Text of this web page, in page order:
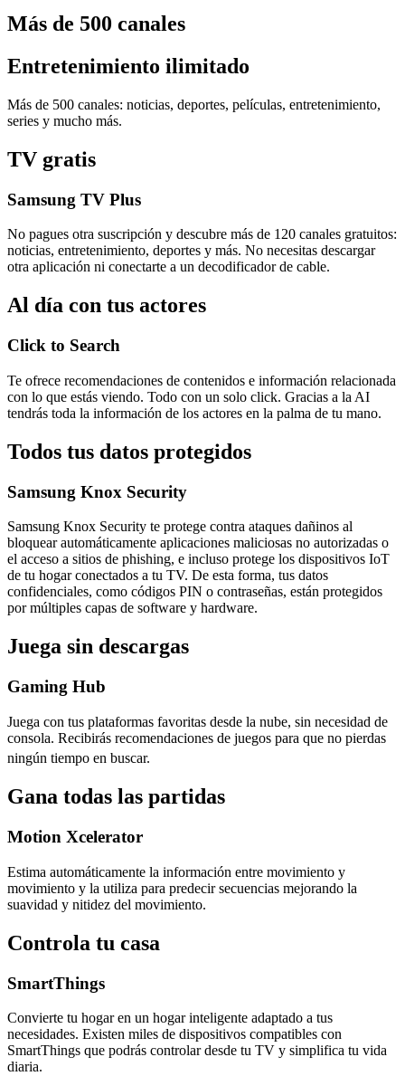
Más de 500 canales
Entretenimiento ilimitado
Más de 500 canales: noticias, deportes, películas, entretenimiento,
series y mucho más.
TV gratis
Samsung TV Plus
No pagues otra suscripción y descubre más de 120 canales gratuitos:
noticias, entretenimiento, deportes y más. No necesitas descargar
otra aplicación ni conectarte a un decodificador de cable.
Al día con tus actores
Click to Search
Te ofrece recomendaciones de contenidos e información relacionada
con lo que estás viendo. Todo con un solo click. Gracias a la AI
tendrás toda la información de los actores en la palma de tu mano.
Todos tus datos protegidos
Samsung Knox Security
Samsung Knox Security te protege contra ataques dañinos al
bloquear automáticamente aplicaciones maliciosas no autorizadas o
el acceso a sitios de phishing, e incluso protege los dispositivos IoT
de tu hogar conectados a tu TV. De esta forma, tus datos
confidenciales, como códigos PIN o contraseñas, están protegidos
por múltiples capas de software y hardware.
Juega sin descargas
Gaming Hub
Juega con tus plataformas favoritas desde la nube, sin necesidad de
consola. Recibirás recomendaciones de juegos para que no pierdas
ningún tiempo en buscar.
Gana todas las partidas
Motion Xcelerator
Estima automáticamente la información entre movimiento y
movimiento y la utiliza para predecir secuencias mejorando la
suavidad y nitidez del movimiento.
Controla tu casa
SmartThings
Convierte tu hogar en un hogar inteligente adaptado a tus
necesidades. Existen miles de dispositivos compatibles con
SmartThings que podrás controlar desde tu TV y simplifica tu vida
diaria.